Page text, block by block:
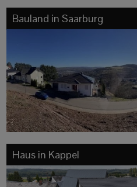
Bauland in Saarburg
Haus in Kappel